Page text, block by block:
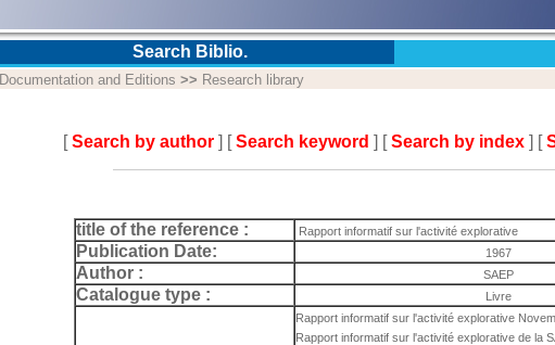
Search Biblio.
Documentation and Editions >> Research library
[Search by author ] [Search keyword ] [Search by index ] [
title of the reference : Rapport informatif sur l'activité explorative
Publication Date: 1967
Author : SAEP
Catalogue type : Livre
Rapport informatif sur l'activité explorative
Rapport informatif sur l'activité explorative de la